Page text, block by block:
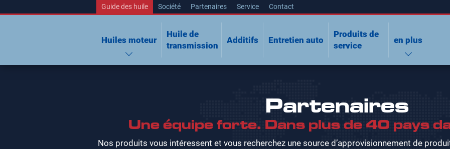
Guide des huile Société Partenaires Service Contact
Huiles moteur
Huile de
transmission
Additifs Entretien auto
Produits de
service
en plus
Partenaires
Une équipe forte. Dans plus de 40 pays
Nos produits vous intéressent et vous recherchez une source d’approvisionnement de